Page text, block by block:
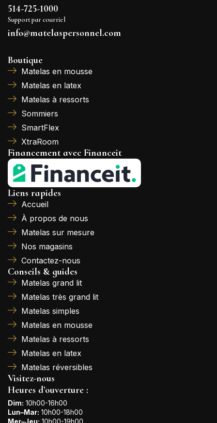
514-725-1000
Support par courriel
info@matelaspersonnel.com
Boutique
Matelas en mousse
Matelas en latex
Matelas à ressorts
Sommiers
SmartFlex
XtraRoom
Financement avec Financeit
Liens rapides
Accueil
À propos de nous
Matelas sur mesure
Nos magasins
Contactez-nous
Conseils & guides
Matelas grand lit
Matelas très grand lit
Matelas simples
Matelas en mousse
Matelas à ressorts
Matelas en latex
Matelas réversibles
Visitez-nous
Heures d’ouverture :
Dim: 10h00-16h00
Lun–Mar: 10h00-18h00